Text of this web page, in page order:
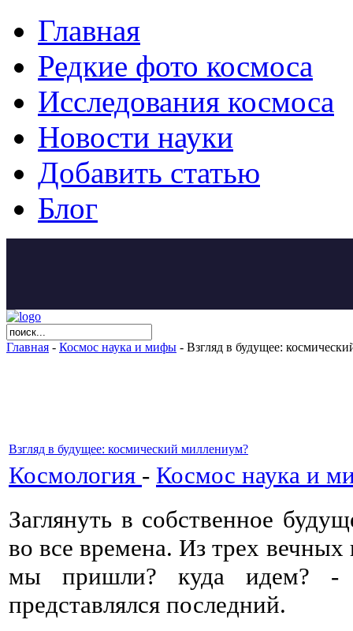
Главная
Редкие фото космоса
Исследования космоса
Новости науки
Добавить статью
Блог
Главная - Космос наука и мифы - Взгляд в будущее:
Взгляд в будущее: космический миллениум?
Космология - Космос наука и
Заглянуть в собственное
во все времена. Из трех
мы пришли? куда идем? -
представлялся последний.